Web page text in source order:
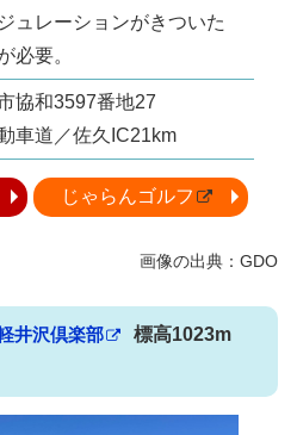
ュレーションがきついた
必要。
協和3597番地27
車道／佐久IC21km
じゃらんゴルフ
井沢倶楽部 標高1023m